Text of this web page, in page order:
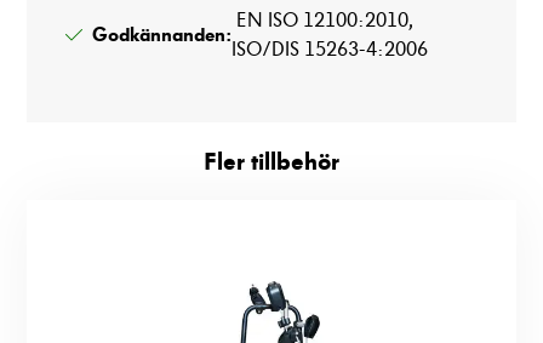
Godkännanden:
EN ISO 12100:2010,
ISO/DIS 15263-4:2006
Fler tillbehörintressen och ditt